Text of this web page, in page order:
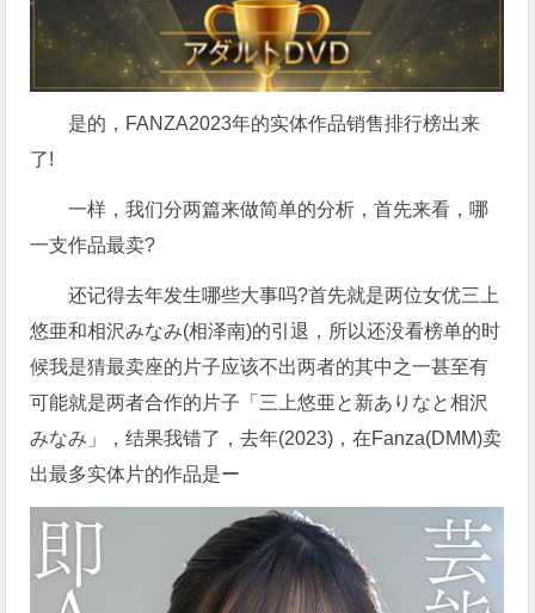
是的，FANZA2023年的实体作品销售排行榜出来
了!
一样，我们分两篇来做简单的分析，首先来看，哪
一支作品最卖?
还记得去年发生哪些大事吗?首先就是两位女优三上
悠亜和相沢みなみ(相泽南)的引退，所以还没看榜单的时
候我是猜最卖座的片子应该不出两者的其中之一甚至有
可能就是两者合作的片子「三上悠亜と新ありなと相沢
みなみ」，结果我错了，去年(2023)，在Fanza(DMM)卖
出最多实体片的作品是ー